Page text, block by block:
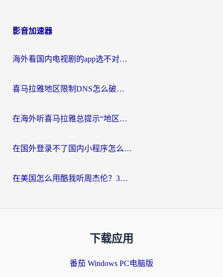
影音加速器
海外看国内电视剧的app选不对？这份回国加速器避坑指南帮你流畅追剧
喜马拉雅地区限制DNS怎么破？海外党听国内音乐听书的终极解决方案
在海外听喜马拉雅总提示“地区限制”？3步轻松解除+听国内音乐全攻略
在国外登录不了国内小程序怎么办？选对回国加速器，轻松解锁国内资源
在美国怎么用酷我听周杰伦？3步搞定海外听歌难题
下载应用
番茄 Windows PC电脑版